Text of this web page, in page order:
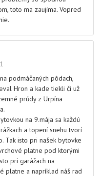
toto ma zaujíma. Vopred
podmáčaných pôdach,
Hron a kade tiekli či už
prúdy z Urpína
na 9.mája sa každú
a topení snehu tvorí
Tak isto pri našek bytovke
platne pod ktorými
pri garážach na
platne a napríklad náš rad